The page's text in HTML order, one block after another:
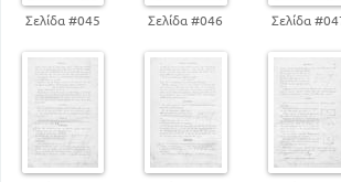
Σελίδα #045 Σελίδα #046 Σελίδα